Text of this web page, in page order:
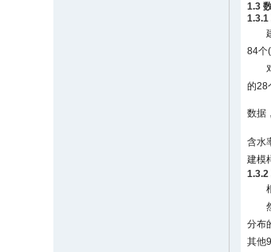
1.3
1.3.1
84个(
的28
数据
含水
建模
1.3.2
分布
其他